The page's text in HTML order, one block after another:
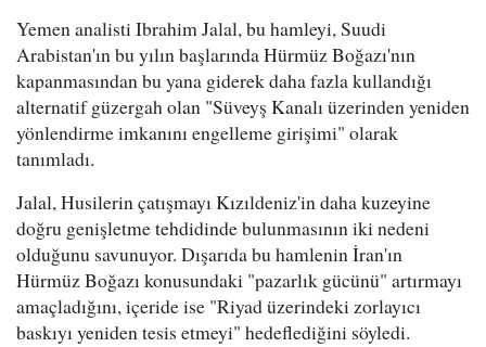
Yemen analisti Ibrahim Jalal, bu hamleyi, Suudi
Arabistan'ın bu yılın başlarında Hürmüz Boğazı'nın
kapanmasından bu yana giderek daha fazla kullandığı
alternatif güzergah olan "Süveyş Kanalı üzerinden yeniden
yönlendirme imkanını engelleme girişimi" olarak
tanımladı.
Jalal, Husilerin çatışmayı Kızıldeniz'in daha kuzeyine
doğru genişletme tehdidinde bulunmasının iki nedeni
olduğunu savunuyor. Dışarıda bu hamlenin İran'ın
Hürmüz Boğazı konusundaki "pazarlık gücünü" artırmayı
amaçladığını, içeride ise "Riyad üzerindeki zorlayıcı
baskıyı yeniden tesis etmeyi" hedeflediğini söyledi.